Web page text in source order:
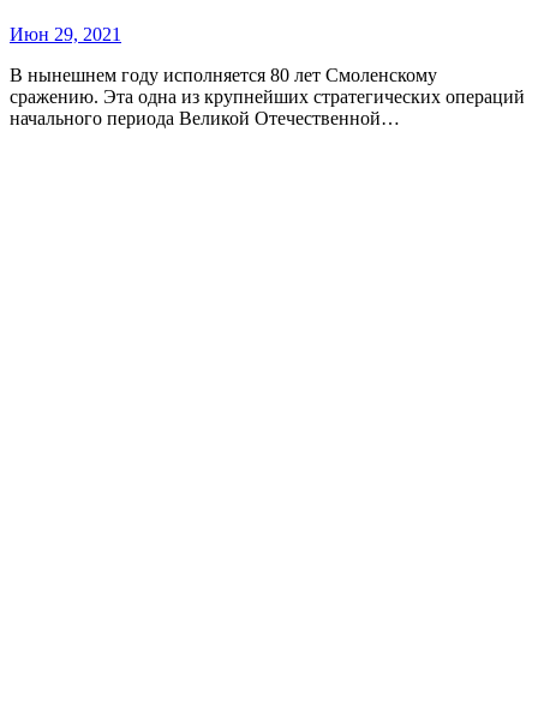
Июн 29, 2021
В нынешнем году исполняется 80 лет Смоленскому
сражению. Эта одна из крупнейших стратегических операций
начального периода Великой Отечественной…